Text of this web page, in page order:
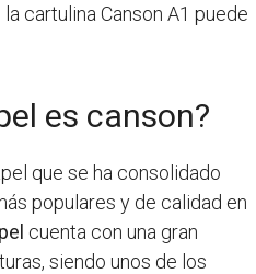
cartulina Canson A1 puede
es canson?
que se ha consolidado
populares y de calidad en
cuenta con una gran
siendo unos de los